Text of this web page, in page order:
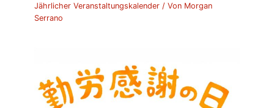
Jährlicher Veranstaltungskalender / Von Morgan
Serrano